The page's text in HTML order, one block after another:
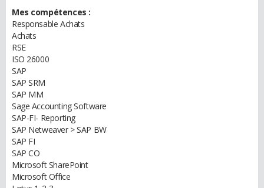
Mes compétences :
Responsable Achats
Achats
RSE
ISO 26000
SAP
SAP SRM
SAP MM
Sage Accounting Software
SAP-FI- Reporting
SAP Netweaver > SAP BW
SAP FI
SAP CO
Microsoft SharePoint
Microsoft Office